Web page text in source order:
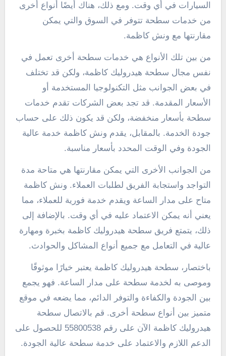
السيارات في أي وقت. ومع ذلك، هناك أيضًا أنواع أخرى
من خدمات سطحة تتوفر في السوق والتي يمكن
مقارنتها مع ونش كاظمة.
من بين تلك الأنواع هي خدمات سطحة أخرى تعمل في
نفس مجال سطحة هيدروليك كاظمة، ولكن قد تختلف
في بعض الجوانب مثل التكنولوجيا المستخدمة أو
الأسعار المقدمة. قد تجد بعض الشركات تقدم خدمات
سطحة بأسعار منخفضة، ولكن قد يكون ذلك على حساب
جودة الخدمة. بالمقابل، يقدم ونش كاظمة خدمة عالية
الجودة وفي الوقت المحدد بأسعار مناسبة.
من الجوانب الأخرى التي يمكن مقارنتها هي متاحة مدة
التواجد واستجابة الفريق لطلبات العملاء. ونش كاظمة
متاح على مدار الساعة ويقدم خدمة فورية للعملاء، مما
يعني أنه يمكن الاعتماد عليه في أي وقت. بالإضافة إلى
ذلك، يتمتع فريق سطحة هيدروليك كاظمة بخبرة ومهارة
عالية في التعامل مع جميع أنواع المشاكل والحوادث.
باختصار، سطحة هيدروليك كاظمة يعتبر خيارًا موثوقًا
وموصى به لخدمة سطحة على مدار الساعة. فهو يجمع
بين الجودة والكفاءة والتوفر الدائم، مما يضعه في موقع
متميز بين أنواع سطحة أخرى. قم بالاتصال سطحة
هيدروليك كاظمة الآن على رقم 55800538 للحصول على
الدعم اللازم والاعتماد على خدمة سطحة عالية الجودة.